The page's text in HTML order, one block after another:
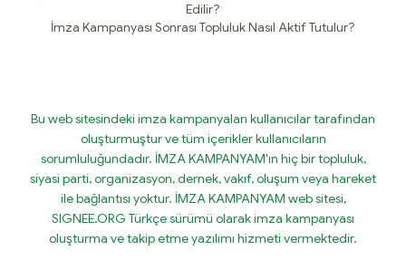
Edilir?
İmza Kampanyası Sonrası Topluluk Nasıl Aktif Tutulur?
Bu web sitesindeki imza kampanyaları kullanıcılar tarafından
oluşturmuştur ve tüm içerikler kullanıcıların
sorumluluğundadır. İMZA KAMPANYAM'ın hiç bir topluluk,
siyasi parti, organizasyon, dernek, vakıf, oluşum veya hareket
ile bağlantısı yoktur. İMZA KAMPANYAM web sitesi,
SIGNEE.ORG Türkçe sürümü olarak imza kampanyası
oluşturma ve takip etme yazılımı hizmeti vermektedir.